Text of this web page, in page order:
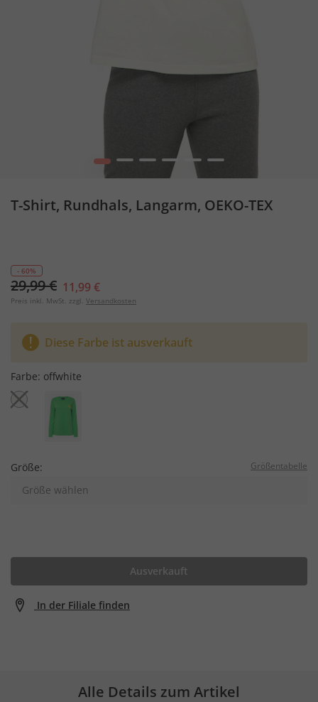
1 2 3 4 5 6
T-Shirt, Rundhals, Langarm, OEKO-TEX
- 60%
29,99 € 11,99 €
Preis inkl. MwSt. zzgl. Versandkosten
Diese Farbe ist ausverkauft
Farbe: offwhite
Größe: Größentabelle
Größe wählen
Ausverkauft
In der Filiale finden
Alle Details zum Artikel